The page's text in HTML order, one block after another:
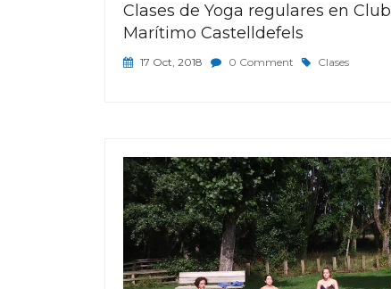
Clases de Yoga regulares en Club
Marítimo Castelldefels
17 Oct, 2018 0 Comment Clases